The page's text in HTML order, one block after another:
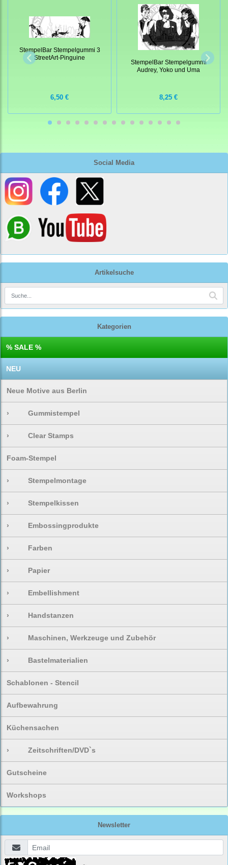
Social Media
Artikelsuche
Kategorien
% SALE %
NEU
Neue Motive aus Berlin
› Gummistempel
› Clear Stamps
Foam-Stempel
› Stempelmontage
› Stempelkissen
› Embossingprodukte
› Farben
› Papier
› Embellishment
› Handstanzen
› Maschinen, Werkzeuge und Zubehör
› Bastelmaterialien
Schablonen - Stencil
Aufbewahrung
Küchensachen
› Zeitschriften/DVD`s
Gutscheine
Workshops
Newsletter
StempelBar Stempelgummi 3
StreetArt-Pinguine
6,50 €
StempelBar Stempelgummi
Audrey, Yoko und Uma
8,25 €